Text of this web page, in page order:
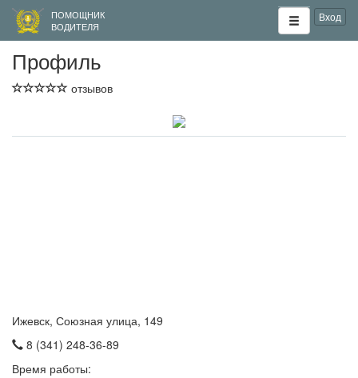
ПОМОЩНИК
ВОДИТЕЛЯ
Вход
Профиль
отзывов
Ижевск, Союзная улица, 149
8 (341) 248-36-89
Время работы: